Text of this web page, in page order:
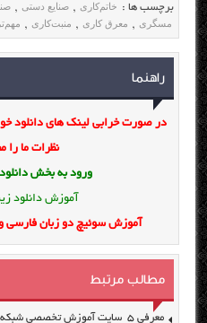
برچسب ها : خاتم‌کاری , صنایع دستی ,
مسگری , معرق کاری , منبت‌کاری ,
راهنما
در صورت خرابی لینک های دانلود
نظرات ما را
ورود به بخش
آموزش دانلود
آموزش سوئیچ دو زبان فارسی
مطالب مرتبط
معرفی ۵ سایت آموزش تخصصی شبکه ، لینوکس و امنیت